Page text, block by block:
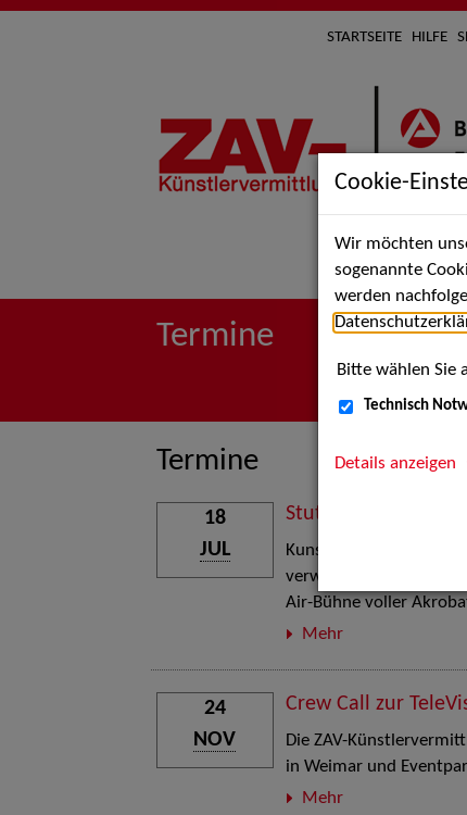
STARTSEITE HILFE
Termine
Termine
Stuttgart Street Art
Kunst, Live-Acts und
verwandelt den
Air-Bühne voller
Mehr
18
JUL
Crew Call zur
Die ZAV-
in Weimar und
Mehr
24
NOV
Cookie-
Wir möchten
sogenannte
werden
Bitte wählen Sie
Technisch
Details anzeigen